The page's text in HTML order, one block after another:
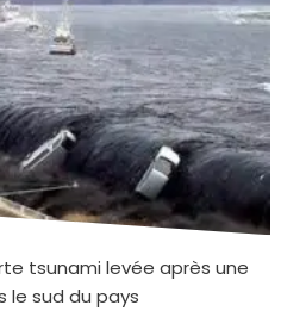
tsunami levée après une
le sud du pays